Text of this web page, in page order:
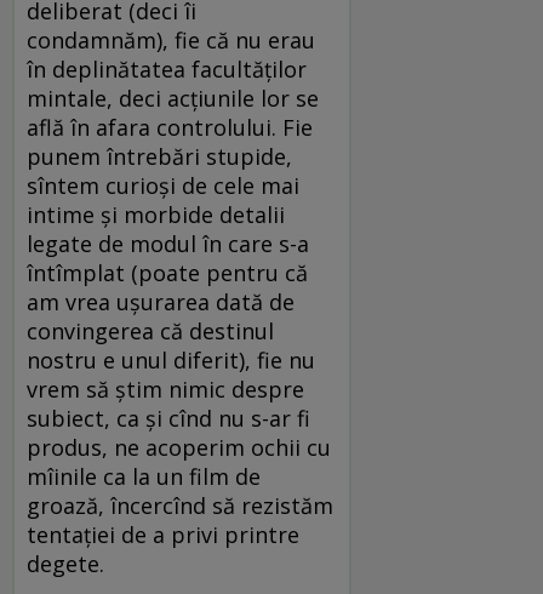
deliberat (deci îi
condamnăm), fie că nu erau
în deplinătatea facultăților
mintale, deci acțiunile lor se
află în afara controlului. Fie
punem întrebări stupide,
sîntem curioși de cele mai
intime și morbide detalii
legate de modul în care s-a
întîmplat (poate pentru că
am vrea ușurarea dată de
convingerea că destinul
nostru e unul diferit), fie nu
vrem să știm nimic despre
subiect, ca și cînd nu s-ar fi
produs, ne acoperim ochii cu
mîinile ca la un film de
groază, încercînd să rezistăm
tentației de a privi printre
degete.